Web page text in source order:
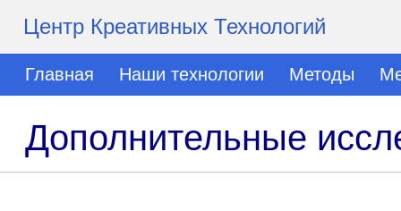
Центр Креативных Технологий
Главная Наши технологии Методы
Дополнительные